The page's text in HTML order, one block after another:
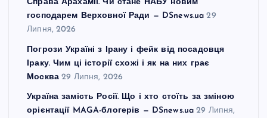
Справа Арахамії. Чи стане НАБУ новим
господарем Верховної Ради — DSnews.ua 29
Липня, 2026
Погрози Україні з Ірану і фейк від посадовця
Іраку. Чим ці історії схожі і як на них грає
Москва 29 Липня, 2026
Україна замість Росії. Що і хто стоїть за зміною
орієнтації MAGA-блогерів — DSnews.ua 29 Липня,